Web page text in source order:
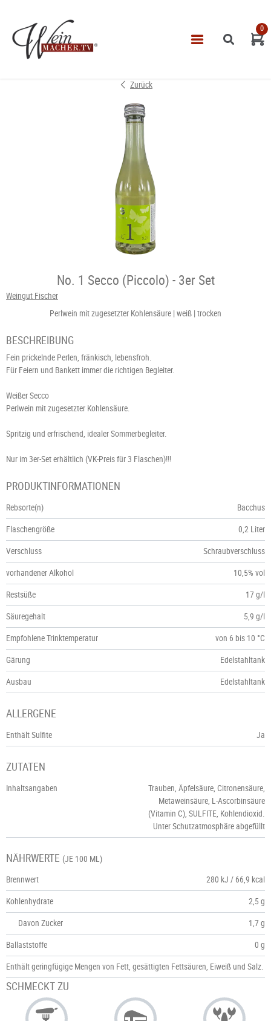
VINOTHEK
LEISTUNGEN
IMPRESSUM
0
Zurück
No. 1 Secco (Piccolo) - 3er Set
Weingut Fischer
Perlwein mit zugesetzter Kohlensäure weiß trocken
BESCHREIBUNG
Fein prickelnde Perlen, fränkisch, lebensfroh.
Für Feiern und Bankett immer die richtigen Begleiter.
Weißer Secco
Perlwein mit zugesetzter Kohlensäure.
Spritzig und erfrischend, idealer Sommerbegleiter.
Nur im 3er-Set erhältlich (VK-Preis für 3 Flaschen)!!!
PRODUKTINFORMATIONEN
Rebsorte(n)
Bacchus
Flaschengröße
0,2 Liter
Verschluss
Schraubverschluss
vorhandener Alkohol
10,5% vol
Restsüße
17 g/l
Säuregehalt
5,9 g/l
Empfohlene Trinktemperatur
von 6 bis 10 °C
Gärung
Edelstahltank
Ausbau
Edelstahltank
ALLERGENE
Enthält Sulfite Ja
ZUTATEN
Inhaltsangaben
Trauben, Äpfelsäure, Citronensäure,
Metaweinsäure, L-Ascorbinsäure
(Vitamin C), SULFITE, Kohlendioxid.
Unter Schutzatmosphäre abgefüllt
NÄHRWERTE (JE 100 ML)
Brennwert
280 kJ / 66,9 kcal
Kohlenhydrate
2,5 g
Davon Zucker
1,7 g
Ballaststoffe
0 g
Enthält geringfügige Mengen von Fett, gesättigten Fettsäuren, Eiweiß und Salz.
SCHMECKT ZU